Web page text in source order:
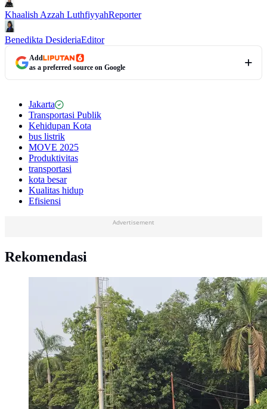
Khaalish Azzah LuthfiyyahReporter
Benedikta DesideriaEditor
Add
as a preferred source on Google
Jakarta
Transportasi Publik
Kehidupan Kota
bus listrik
MOVE 2025
Produktivitas
transportasi
kota besar
Kualitas hidup
Efisiensi
Advertisement
Rekomendasi